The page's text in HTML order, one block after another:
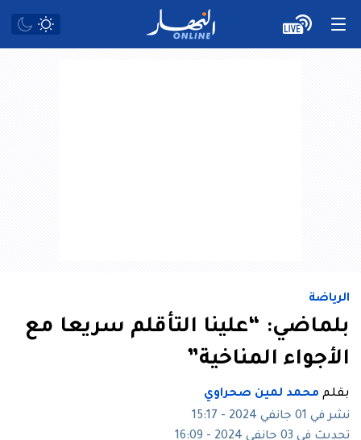
الرياضة
بلماضي: “علينا التأقلم سريعا مع
الأجواء المناخية”
بقلم محمد لمين صحراوي
نشر في 01 جانفي 2024 - 15:17
تحديث في 03 جانفي 2024 - 16:09